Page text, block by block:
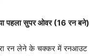
पहला सुपर ओवर (16 रन बने)
रन लेने के चक्कर में रनआउट